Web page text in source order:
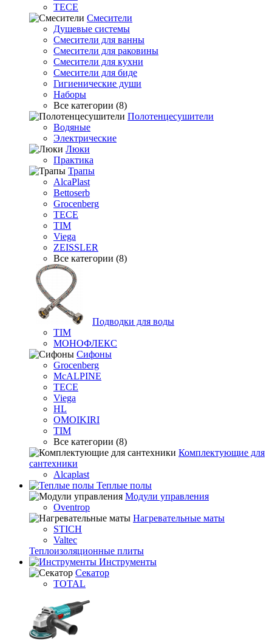
TECE
Смесители
Душевые системы
Смесители для ванны
Смесители для раковины
Смесители для кухни
Смесители для биде
Гигиенические души
Наборы
Все категории (8)
Полотенцесушители
Водяные
Электрические
Люки
Практика
Трапы
AlcaPlast
Bettoserb
Grocenberg
TECE
TIM
Viega
ZEISSLER
Все категории (8)
Подводки для воды
TIM
МОНОФЛЕКС
Сифоны
Grocenberg
McALPINE
TECE
Viega
HL
OMOIKIRI
TIM
Все категории (8)
Комплектующие для
сантехники
Alcaplast
Теплые полы
Модули управления
Oventrop
Нагревательные маты
STICH
Valtec
Теплоизоляционные плиты
Инструменты
Секатор
TOTAL